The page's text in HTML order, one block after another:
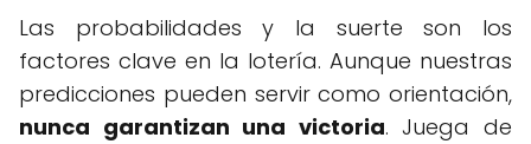
Las probabilidades y la suerte son los
factores clave en la lotería. Aunque nuestras
predicciones pueden servir como orientación,
nunca garantizan una victoria. Juega de